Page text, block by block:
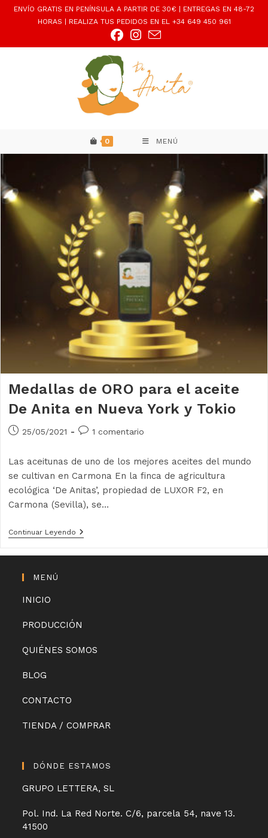
ENVÍO GRATIS EN PENÍNSULA A PARTIR DE 30€ | ENTREGAS EN 48-72
HORAS | REALIZA TUS PEDIDOS EN EL +34 649 450 961
0 MENÚ
Medallas de ORO para el aceite
De Anita en Nueva York y Tokio
Publicación
25/05/2021
Comentarios
1 comentario
Las aceitunas de uno de los mejores aceites del mundo
se cultivan en Carmona En la finca de agricultura
ecológica ‘De Anitas’, propiedad de LUXOR F2, en
Carmona (Sevilla), se…
Continuar LeyendoMedallas
York
Tokio
MENÚ
INICIO
PRODUCCIÓN
QUIÉNES SOMOS
BLOG
CONTACTO
TIENDA / COMPRAR
DÓNDE ESTAMOS
GRUPO LETTERA, SL
Pol. Ind. La Red Norte. C/6, parcela 54, nave 13.
41500